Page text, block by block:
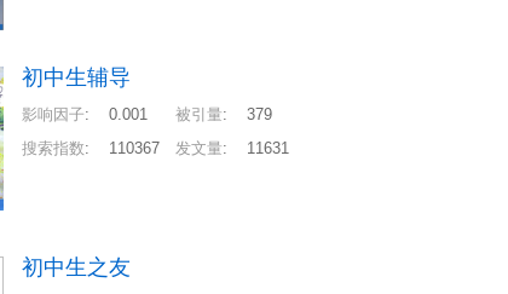
初中生辅导
影响因子: 0.001 被引量:
379
搜索指数: 110367 发文量: 11631
初中生之友